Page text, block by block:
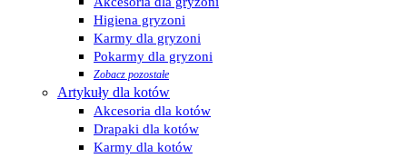
Higiena gryzoni
Karmy dla gryzoni
Pokarmy dla gryzoni
Zobacz pozostałe
Artykuły dla kotów
Akcesoria dla kotów
Drapaki dla kotów
Karmy dla kotów